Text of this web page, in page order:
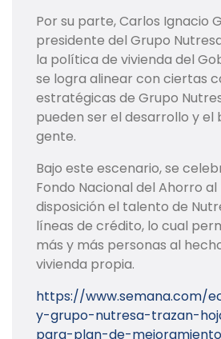
Por su parte, Carlos Ignacio
presidente del Grupo
la política de vivienda del
se logra alinear con ciertas
estratégicas de Grupo
pueden ser el desarrollo y el
gente.
Bajo este escenario, se
Fondo Nacional del Ahorro
disposición el talento de
líneas de crédito, lo cual
más y más personas al
vivienda propia.
https://www.semana.com/
y-grupo-nutresa-trazan-
para-plan-de-